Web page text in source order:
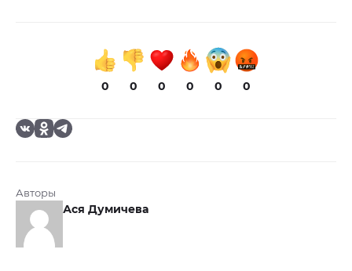
0 0 0 0 0 0
Авторы
Ася Думичева